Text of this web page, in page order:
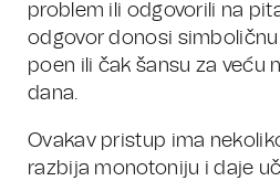
problem ili odgovorili na
odgovor donosi
poen ili čak šansu za veću
dana.
Ovakav pristup ima
razbija monotoniju i daje